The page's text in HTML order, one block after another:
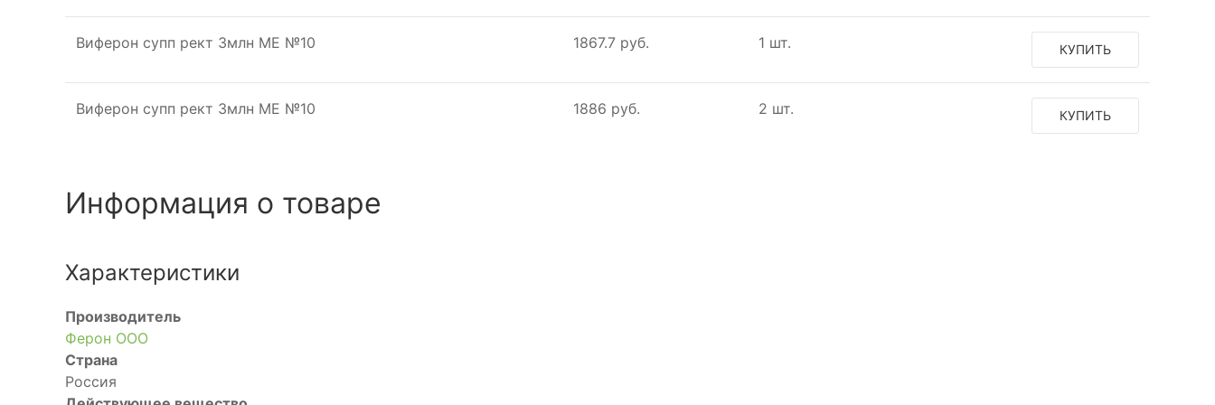
Виферон супп рект 3млн МЕ №10 1867.7 руб. 1 шт. КУПИТЬ
Виферон супп рект 3млн МЕ №10 1886 руб. 2 шт. КУПИТЬ
Информация о товаре
Характеристики
Производитель
Ферон ООО
Страна
Россия